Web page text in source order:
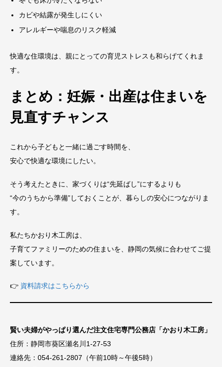
カビや結露が発生しにくい
アレルギーや喘息のリスク軽減
快適な住環境は、親にとっての育児ストレスも和らげてくれま
す。
まとめ：妊娠・出産は住まいを
見直すチャンス
これから子どもと一緒に過ごす時間を、
安心で快適な環境にしたい。
そう考えたときに、家づくりは“先延ばし”にするよりも
“今のうちから準備”しておくことが、暮らしの安心につながりま
す。
私たちかおり木工房は、
子育てファミリーのための住まいを、静岡の気候に合わせてご提
案しています。
👉 資料請求はこちらから
賢い夫婦がやっぱり選んだ注文住宅専門公務店「かおり木工房」
住所：静岡市葵区瀬名川1-27-53
連絡先：054-261-2807（午前10時～午後5時）